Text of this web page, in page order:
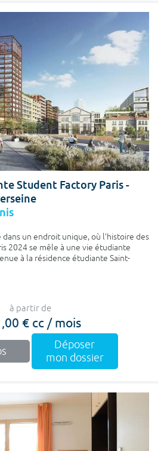
Student Factory Paris -
dans un endroit unique, où l’histoire des
2024 se mêle à une vie étudiante
à la résidence étudiante Saint-
à partir de
€ cc / mois
Déposer
mon dossier